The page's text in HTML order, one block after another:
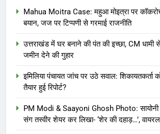
Mahua Moitra Case: महुआ मोइत्रा पर
बयान, जज पर टिप्पणी से गरमाई राजनीति
उत्तराखंड में घर बनाने की पंत की इच्छा, CM धामी
जमीन देने की गुहार
इमिलिया पंचायत जांच पर उठे सवाल: शिकायतकर्ता
तैयार हुई रिपोर्ट?
PM Modi & Saayoni Ghosh Photo: सायोनी
संग तस्वीर शेयर कर लिखा- ‘शेर की दहाड़…’,